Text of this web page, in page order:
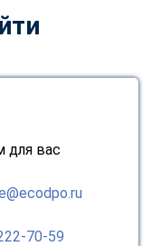
для вас
70-59